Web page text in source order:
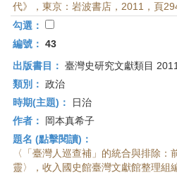
代》，東京：岩波書店，2011，頁
勾選：
編號： 43
出版書目： 臺灣史研究文獻類目
類別： 政治
時期(主題)：
日治
作者：
岡本真希子
題名 (點擊閱讀)：
〈「臺灣人巡查補」的統合與排除
靈〉，收入國史館臺灣文獻館整理組